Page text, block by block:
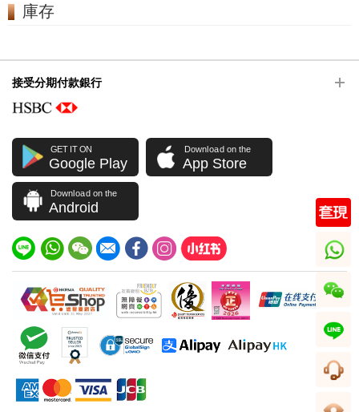
庫存
接受分期付款銀行
GET IT ON
Google Play
Download on the
App Store
Download on the
Android
whatsapp